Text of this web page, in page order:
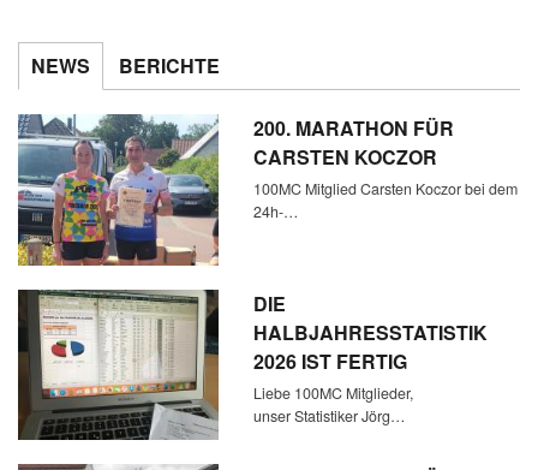
NEWS BERICHTE
200. MARATHON FÜR
CARSTEN KOCZOR
100MC Mitglied Carsten Koczor bei dem
24h-…
DIE
HALBJAHRESSTATISTIK
2026 IST FERTIG
Liebe 100MC Mitglieder,
unser Statistiker Jörg…